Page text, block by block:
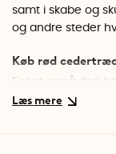
samt i skabe og
og andre steder
Køb rød
For at opnå den
bruge olien på